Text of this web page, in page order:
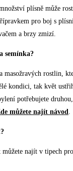
plísně může
pro boj s
a brzy zmizí.
semínka?
masožravých rostlin,
kondici, tak květ
potřebujete
můžete najít návod
můžete najít v tipech